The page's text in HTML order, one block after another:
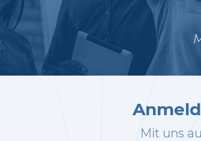
Mit uns